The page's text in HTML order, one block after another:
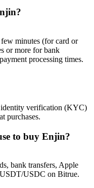
minutes (for card or
or more for bank
processing times.
identity verification (KYC)
purchases.
to buy Enjin?
bank transfers, Apple
USDC on Bitrue.